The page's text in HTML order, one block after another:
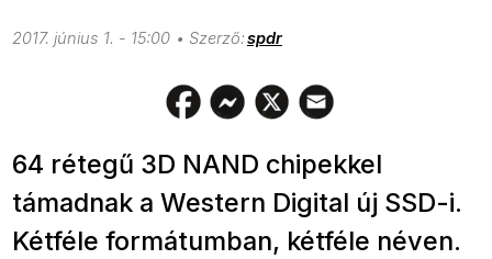
2017. június 1. - 15:00 spdr
64 rétegű 3D NAND chipekkel
támadnak a Western Digital új SSD-i.
Kétféle formátumban, kétféle néven.